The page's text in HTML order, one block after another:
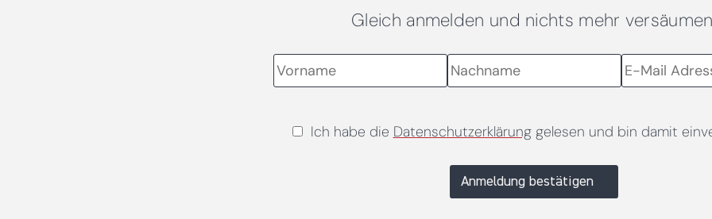
Gleich anmelden und nichts mehr
Ich habe die Datenschutzerklärunggelesen und bin damit
Anmeldung bestätigen